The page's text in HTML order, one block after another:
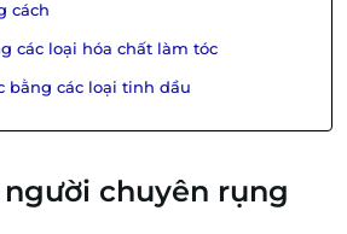
cách
các loại hóa chất làm tóc
bằng các loại tinh dầu
chuyên rụng